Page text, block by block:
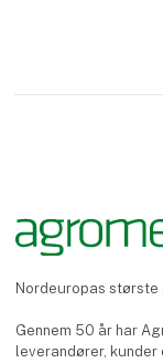
Nordeuropas
Gennem 50 år har
leverandører,